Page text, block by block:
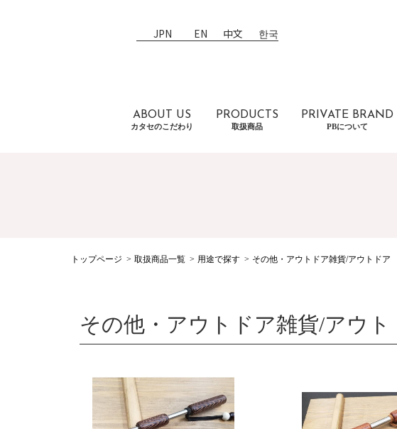
JPN EN 中文 한국
ABOUT US
カタセのこだわり
PRODUCTS
取扱商品
PRIVATE BRAND
PBについて
トップページ 取扱商品一覧 用途で探す その他・アウトドア雑貨/アウトドア
その他・アウトドア雑貨/アウト